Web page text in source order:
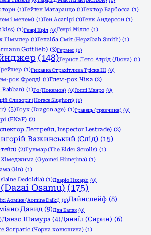
(1)Гейтен Матараццо (1)Гектор Барбосса (1)
і мечем) (1)Ген Асагірі (1)Генк Андерсон (1)
kiss) (1)Генрі Кріл (0)Генрі Міллс (1)
Гіммлер (1)Гепзіба Сміт (Hepzibah Smith) (1)
Gottlieb) (3)Гермес (0)
(148)Герцог Лєто Атрід (Дюна) (1)
(1)Гикавка Страхітлива Тріска ІІІ (0)
рок Фредді (1)Глем-рок Чіка (2)
Rabban) (1)Го (Покемон) (0)Голлі Манро (0)
Слизоріг (Horace Slughorn) (0)
(5)Гоук (Dragon age) (1)Гравець (гравчиня) (0)
(FNaF) (2)
Лестрейд, Inspector Lestrade) (2)
Важинський (Слід) (15)
(2)Гунмар (The Elder Scrolls) (1)
Хімеджима (Gyomei Himejima) (1)
Gin) (1)
Dedoldia) (1)Дааріо Нахаріс (0)
Osamu) (175)
Аоміне (Aomine Daiki) (0)Дайнслейф (8)
Давид (9)Дан Балан (0)
Данзо Шимура (4)Даниїл (Сирин) (6)
Зоґратіс (Чорна конюшина) (1)